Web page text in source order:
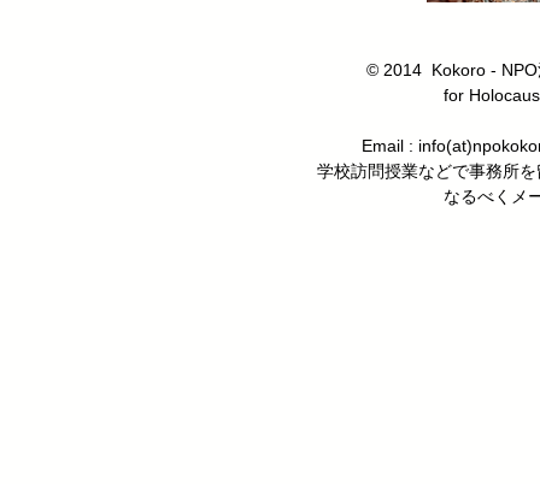
© 2014 Kokoro - NPO
for
Email :
学校訪問授業などで事務所
なるべくメ